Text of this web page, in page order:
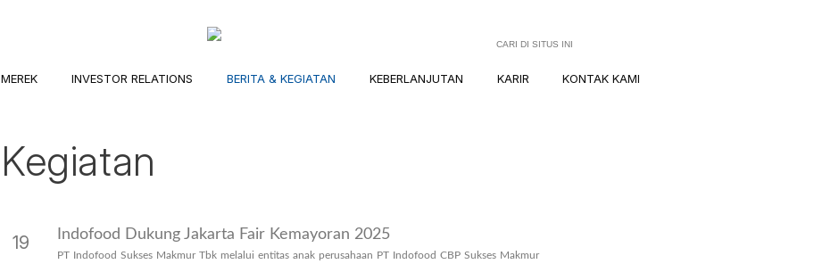
MEREK INVESTOR RELATIONS BERITA & KEGIATAN KEBERLANJUTAN KARIR KONTAK KAMI
Kegiatan
19 Indofood Dukung Jakarta Fair Kemayoran 2025
PT Indofood Sukses Makmur Tbk melalui entitas anak perusahaan PT Indofood CBP Sukses Makmur